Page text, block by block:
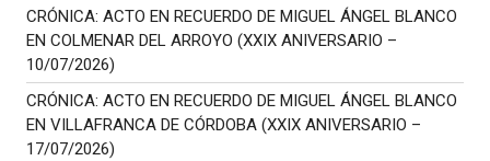
CRÓNICA: ACTO EN RECUERDO DE MIGUEL ÁNGEL BLANCO
EN COLMENAR DEL ARROYO (XXIX ANIVERSARIO –
10/07/2026)
CRÓNICA: ACTO EN RECUERDO DE MIGUEL ÁNGEL BLANCO
EN VILLAFRANCA DE CÓRDOBA (XXIX ANIVERSARIO –
17/07/2026)